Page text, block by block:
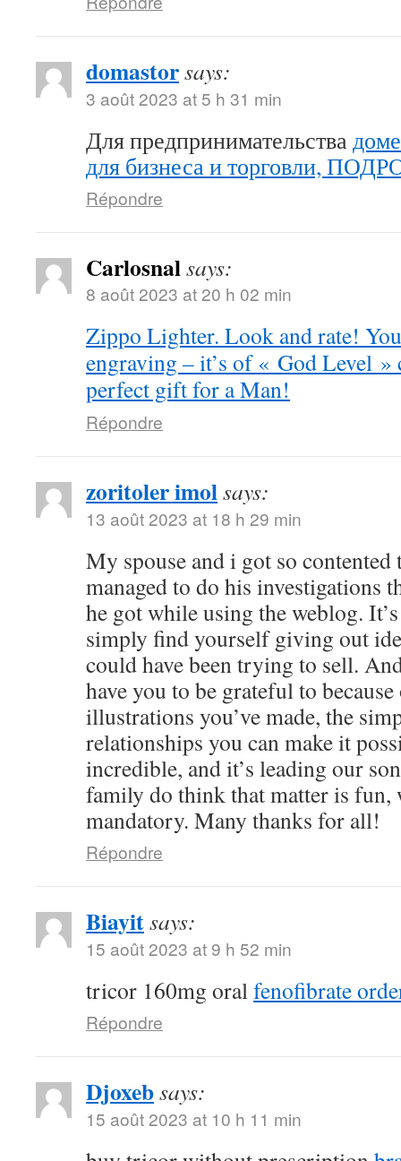
domastorsays:
3 août 2023 at 5 h 31 min
Для предпринимательства
для бизнеса и торговли,
Répondre
Carlosnalsays:
8 août 2023 at 20 h 02 min
Zippo Lighter. Look and rate!
engraving – it’s of « God Level
perfect gift for a Man!
Répondre
zoritoler imolsays:
13 août 2023 at 18 h 29 min
My spouse and i got so contented
managed to do his investigations
he got while using the weblog.
simply find yourself giving out
could have been trying to sell.
have you to be grateful to
illustrations you’ve made, the
relationships you can make it
incredible, and it’s leading our
family do think that matter is
mandatory. Many thanks for all!
Répondre
Biayitsays:
15 août 2023 at 9 h 52 min
tricor 160mg oralfenofibrate
Répondre
Djoxebsays:
15 août 2023 at 10 h 11 min